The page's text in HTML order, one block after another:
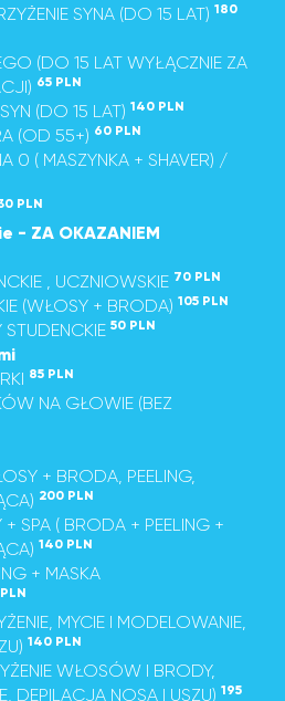
SYNA (DO 15 LAT) 180
(DO 15 LAT WYŁĄCZNIE ZA
65 PLN
(DO 15 LAT) 140 PLN
(OD 55+) 60 PLN
0 ( MASZYNKA + SHAVER) /
PLN
- ZA OKAZANIEM
, UCZNIOWSKIE 70 PLN
(WŁOSY + BRODA) 105 PLN
STUDENCKIE 50 PLN
85 PLN
NA GŁOWIE (BEZ
+ BRODA, PEELING,
200 PLN
+ SPA ( BRODA + PEELING +
140 PLN
+ MASKA
MYCIE I MODELOWANIE,
140 PLN
WŁOSÓW I BRODY,
DEPILACJA NOSA I USZU) 195